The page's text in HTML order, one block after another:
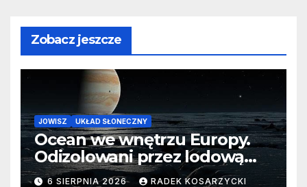
Zobacz jeszcze
JOWISZ UKŁAD SŁONECZNY
Ocean we wnętrzu Europy.
Odizolowani przez lodową
barierę
6 SIERPNIA 2026 RADEK KOSARZYCKI